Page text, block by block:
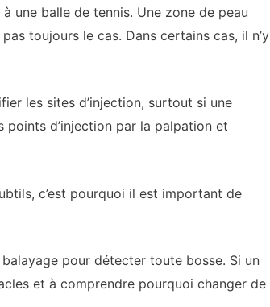
une balle de tennis. Une zone de peau
toujours le cas. Dans certains cas, il n’y
les sites d’injection, surtout si une
points d’injection par la palpation et
c’est pourquoi il est important de
pour détecter toute bosse. Si un
et à comprendre pourquoi changer de